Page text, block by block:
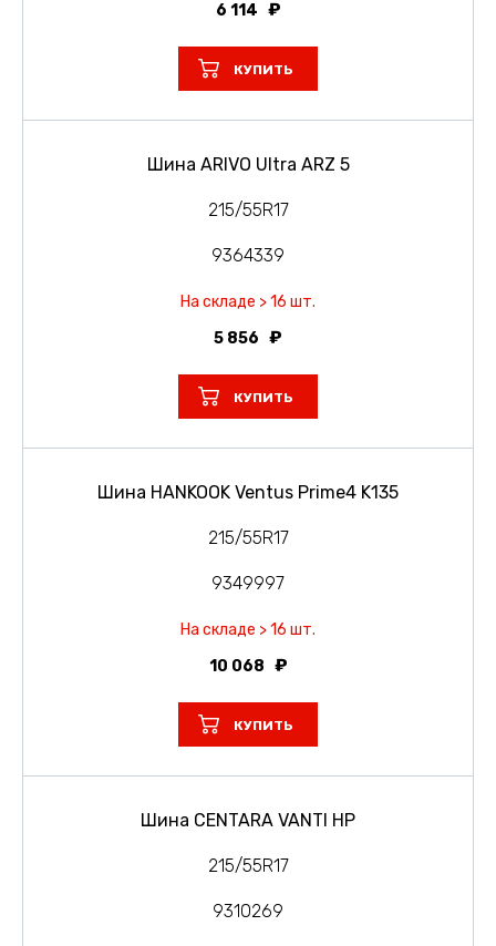
6 114
КУПИТЬ
Шина ARIVO Ultra ARZ 5
215/55R17
9364339
На складе > 16 шт.
5 856
КУПИТЬ
Шина HANKOOK Ventus Prime4 K135
215/55R17
9349997
На складе > 16 шт.
10 068
КУПИТЬ
Шина CENTARA VANTI HP
215/55R17
9310269